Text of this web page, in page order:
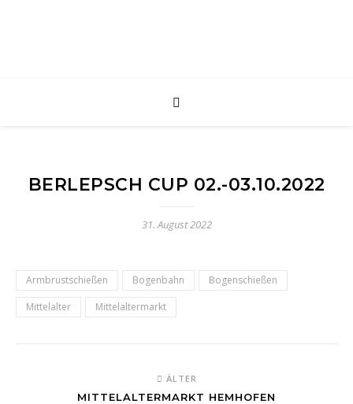
BERLEPSCH CUP 02.-03.10.2022
31. August 2022
Armbrustschießen Bogenbahn
Bogenschießen
Mittelalter
Mittelaltermarkt
ÄLTER
MITTELALTERMARKT HEMHOFEN